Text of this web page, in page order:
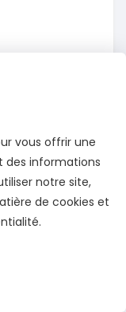
vous offrir une
des informations
notre site,
de cookies et